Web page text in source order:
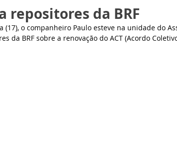
repositores da BRF
(17), o companheiro Paulo esteve na unidade do
da BRF sobre a renovação do ACT (Acordo